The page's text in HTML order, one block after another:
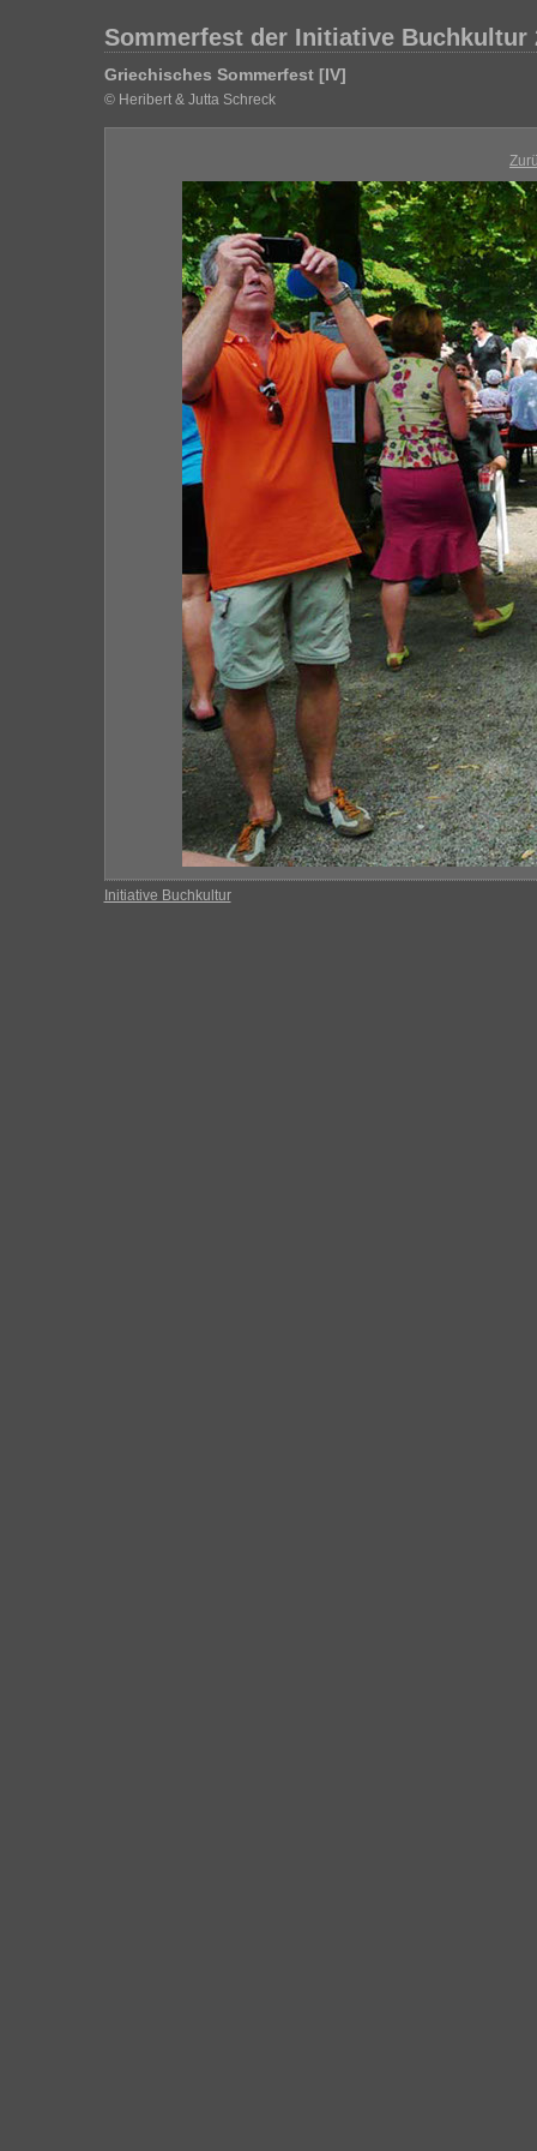
Sommerfest der Initiative Buchkultur
Griechisches Sommerfest [IV]
© Heribert & Jutta Schreck
Initiative Buchkultur